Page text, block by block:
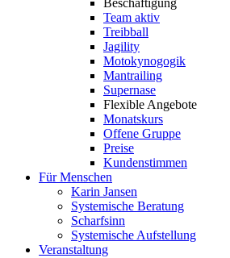
Beschäftigung
Team aktiv
Treibball
Jagility
Motokynogogik
Mantrailing
Supernase
Flexible Angebote
Monatskurs
Offene Gruppe
Preise
Kundenstimmen
Für Menschen
Karin Jansen
Systemische Beratung
Scharfsinn
Systemische Aufstellung
Veranstaltung